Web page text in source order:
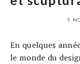
5
En quelques
le monde du